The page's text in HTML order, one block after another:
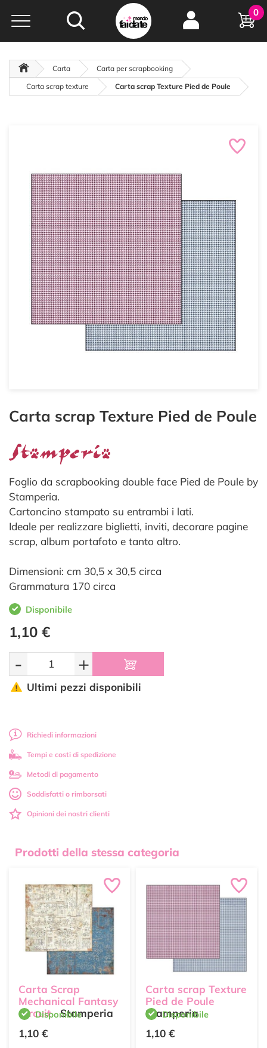
Hobby e
creatività...
oltre 15 anni online
0
Carta
Carta per scrapbooking
Carta scrap texture
Carta scrap Texture Pied de Poule
Carta scrap Texture Pied de Poule
Foglio da scrapbooking double face Pied de Poule by
Stamperia.
Cartoncino stampato su entrambi i lati.
Ideale per realizzare biglietti, inviti, decorare pagine
scrap, album portafoto e tanto altro.
Dimensioni: cm 30,5 x 30,5 circa
Grammatura 170 circa
Disponibile
1,10 €
- +
Ultimi pezzi disponibili
Richiedi informazioni
Tempi e costi di spedizione
Metodi di pagamento
Soddisfatti o rimborsati
Opinioni dei nostri clienti
Prodotti della stessa categoria
Carta Scrap
Mechanical Fantasy
Circuit Stamperia
Disponibile
1,10 €
Carta scrap Texture
Pied de Poule
Stamperia
Disponibile
1,10 €